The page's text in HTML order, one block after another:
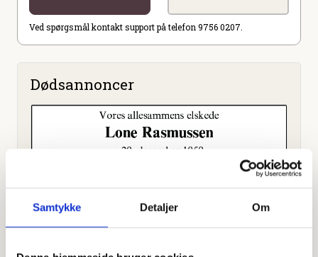
Samtykke Detaljer Om
Ved spørgsmål kontakt support på telefon 9756 0207.
Dødsannoncer